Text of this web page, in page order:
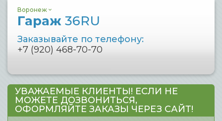
Воронеж
Гараж 36RU
Заказывайте по телефону:
+7 (920) 468-70-70
УВАЖАЕМЫЕ КЛИЕНТЫ! ЕСЛИ НЕ
МОЖЕТЕ ДОЗВОНИТЬСЯ,
ОФОРМЛЯЙТЕ ЗАКАЗЫ ЧЕРЕЗ САЙТ!